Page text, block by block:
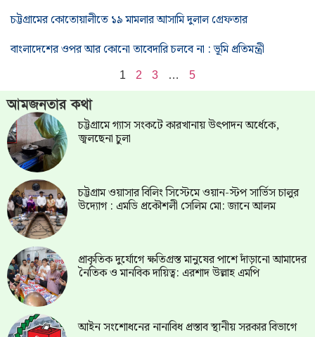
চট্টগ্রামের কোতোয়ালীতে ১৯ মামলার আসামি দুলাল গ্রেফতার
বাংলাদেশের ওপর আর কোনো তাবেদারি চলবে না : ভূমি প্রতিমন্ত্রী
1 2 3 … 5
আমজনতার কথা
চট্টগ্রামে গ্যাস সংকটে কারখানায় উৎপাদন অর্ধেকে,
জ্বলছেনা চুলা
চট্টগ্রাম ওয়াসার বিলিং সিস্টেমে ওয়ান-স্টপ সার্ভিস চালুর
উদ্যোগ : এমডি প্রকৌশলী সেলিম মো: জানে আলম
প্রাকৃতিক দুর্যোগে ক্ষতিগ্রস্ত মানুষের পাশে দাঁড়ানো আমাদের
নৈতিক ও মানবিক দায়িত্ব: এরশাদ উল্লাহ এমপি
আইন সংশোধনের নানাবিধ প্রস্তাব স্থানীয় সরকার বিভাগে